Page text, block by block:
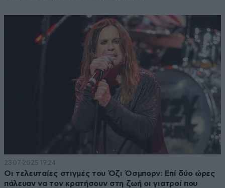
23·07·2025 19:24
Οι τελευταίες στιγμές του Όζι Όσμπορν: Επί δύο ώρες
πάλευαν να τον κρατήσουν στη ζωή οι γιατροί που